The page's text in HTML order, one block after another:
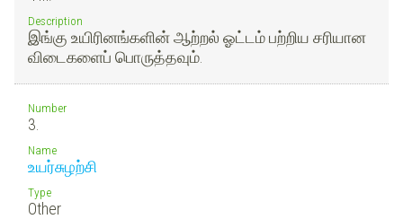
Description
இங்கு உயிரினங்களின் ஆற்றல் ஓட்டம் பற்றிய சரியான
விடைகளைப் பொருத்தவும்.
Number
3.
Name
உயர்சுழற்சி
Type
Other